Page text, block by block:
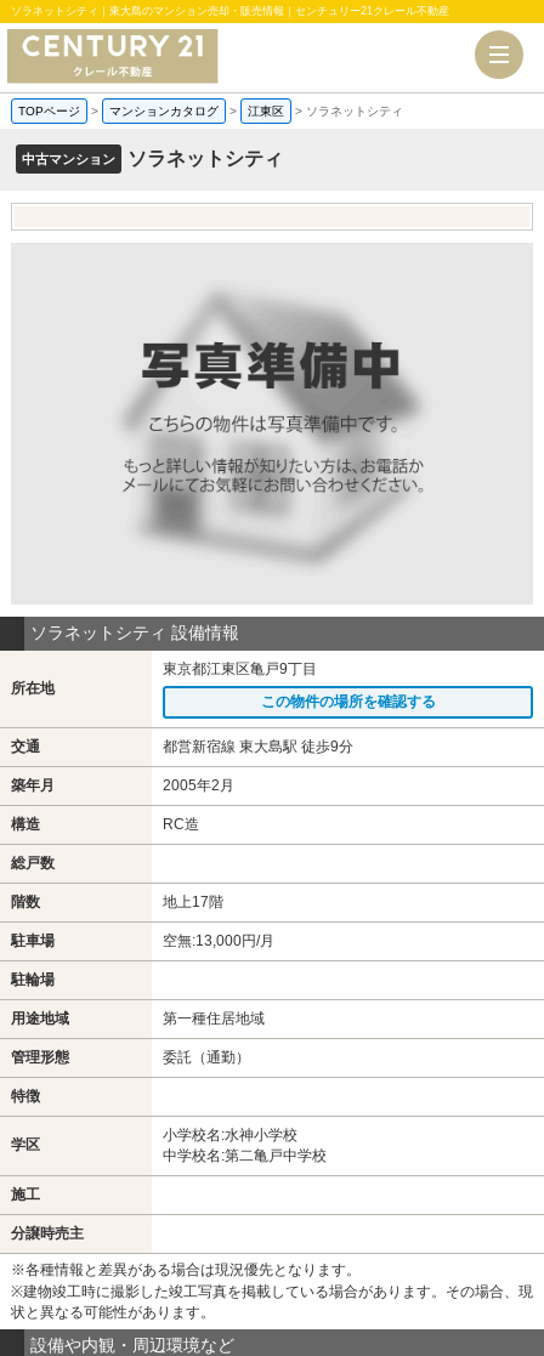
ソラネットシティ｜東大島のマンション売却・販売情報｜センチュリー21クレール不動産
TOPページ > マンションカタログ > 江東区 > ソラネットシティ
中古マンション ソラネットシティ
ソラネットシティ 設備情報
所在地
東京都江東区亀戸9丁目
この物件の場所を確認する
交通 都営新宿線 東大島駅 徒歩9分
築年月 2005年2月
構造 RC造
総戸数
階数 地上17階
駐車場 空無:13,000円/月
駐輪場
用途地域 第一種住居地域
管理形態 委託（通勤）
特徴
学区
小学校名:水神小学校
中学校名:第二亀戸中学校
施工
分譲時売主
※各種情報と差異がある場合は現況優先となります。
※建物竣工時に撮影した竣工写真を掲載している場合があります。その場合、現
状と異なる可能性があります。
設備や内観・周辺環境など